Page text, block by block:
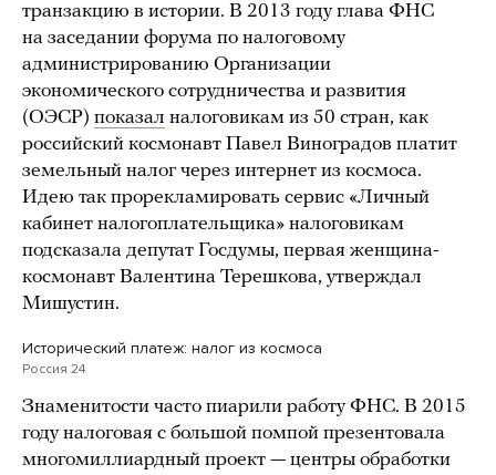
транзакцию в истории. В 2013 году глава ФНС
на заседании форума по налоговому
администрированию Организации
экономического сотрудничества и развития
(ОЭСР) показал налоговикам из 50 стран, как
российский космонавт Павел Виноградов платит
земельный налог через интернет из космоса.
Идею так прорекламировать сервис «Личный
кабинет налогоплательщика» налоговикам
подсказала депутат Госдумы, первая женщина-
космонавт Валентина Терешкова, утверждал
Мишустин.
Исторический платеж: налог из космоса
Россия 24
Знаменитости часто пиарили работу ФНС. В 2015
году налоговая с большой помпой презентовала
многомиллиардный проект — центры обработки